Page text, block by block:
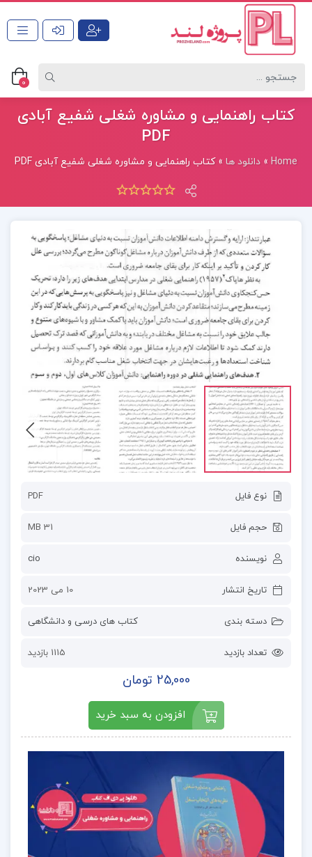
0
کتاب راهنمایی و مشاوره شغلی شفیع آبادی
PDF
Home
» دانلود ها »کتاب راهنمایی و مشاوره شغلی شفیع آبادی PDF
نوع فایل PDF
حجم فایل 31 MB
نویسنده cio
تاریخ انتشار 10 می 2023
دسته بندی کتاب های درسی و دانشگاهی
تعداد بازدید 1115 بازدید
25,000 تومان
افزودن به سبد خرید